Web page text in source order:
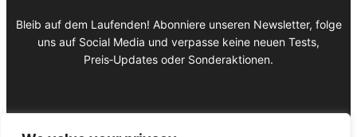
Bleib auf dem Laufenden! Abonniere unseren Newsletter, folge
uns auf Social Media und verpasse keine neuen Tests,
Preis‑Updates oder Sonderaktionen.